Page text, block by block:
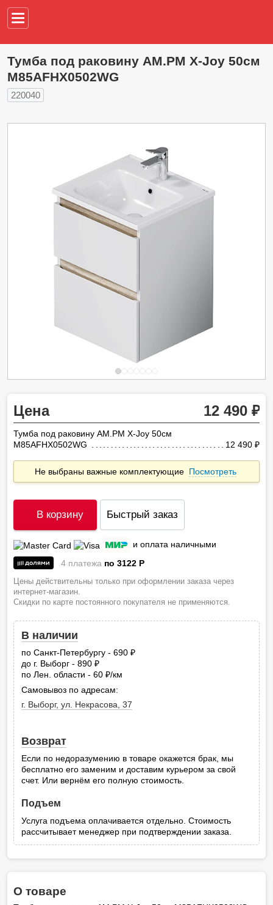
Тумба под раковину AM.PM X-Joy 50см
M85AFHX0502WG
220040
Цена 12 490
Тумба под раковину AM.PM X-Joy 50см
M85AFHX0502WG
12 490
Не выбраны важные комплектующие Посмотреть
В корзину Быстрый заказ
и оплата наличными
4 платежа по 3122 P
Цены действительны только при оформлении заказа через
интернет-магазин.
Скидки по карте постоянного покупателя не применяются.
В наличии
по Санкт-Петербургу - 690
до г. Выборг - 890
по Лен. области - 60
руб.
/км
Самовывоз по адресам:
г. Выборг, ул. Некрасова, 37
Возврат
Если по недоразумению в товаре окажется брак, мы
бесплатно его заменим и доставим курьером за свой
счет. Или вернём его полную стоимость.
Подъем
Услуга подъема оплачивается отдельно. Стоимость
рассчитывает менеджер при подтверждении заказа.
О товаре